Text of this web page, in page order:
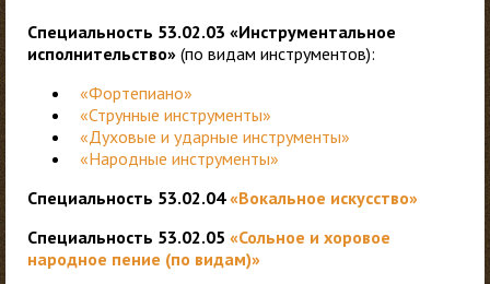
Специальность 53.02.03 «Инструментальное
исполнительство» (по видам инструментов):
«Фортепиано»
«Струнные инструменты»
«Духовые и ударные инструменты»
«Народные инструменты»
Специальность 53.02.04«Вокальное искусство»
Специальность 53.02.05 «Сольное и хоровое
народное пение (по видам)»